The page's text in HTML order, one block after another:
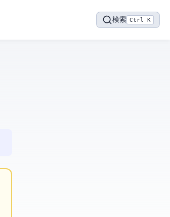
検索 Ctrl K